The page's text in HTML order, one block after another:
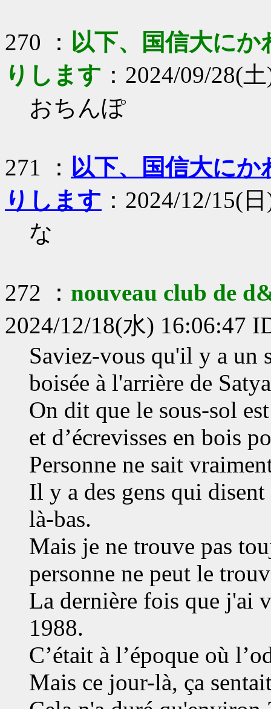
270 ： 以下、国信大に
りします ：2024/09/28(
おちんぽ
271 ： 以下、国信大に
りします ：2024/12/15(
な
272 ： nouveau club de
2024/12/18(水) 16:06:47
Saviez-vous qu'il y a un
boisée à l'arrière de
On dit que le sous-sol
et d’écrevisses en bois
Personne ne sait
Il y a des gens qui
là-bas.
Mais je ne trouve pas
personne ne peut le
La dernière fois que j'ai
1988.
C’était à l’époque où
Mais ce jour-là, ça